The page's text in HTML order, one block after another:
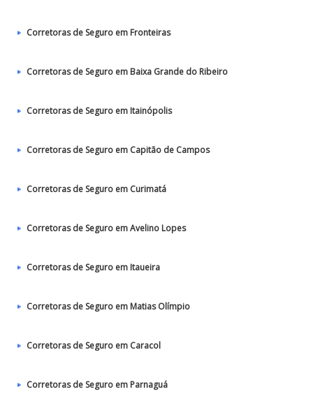
Corretoras de Seguro em Fronteiras
Corretoras de Seguro em Baixa Grande do Ribeiro
Corretoras de Seguro em Itainópolis
Corretoras de Seguro em Capitão de Campos
Corretoras de Seguro em Curimatá
Corretoras de Seguro em Avelino Lopes
Corretoras de Seguro em Itaueira
Corretoras de Seguro em Matias Olímpio
Corretoras de Seguro em Caracol
Corretoras de Seguro em Parnaguá